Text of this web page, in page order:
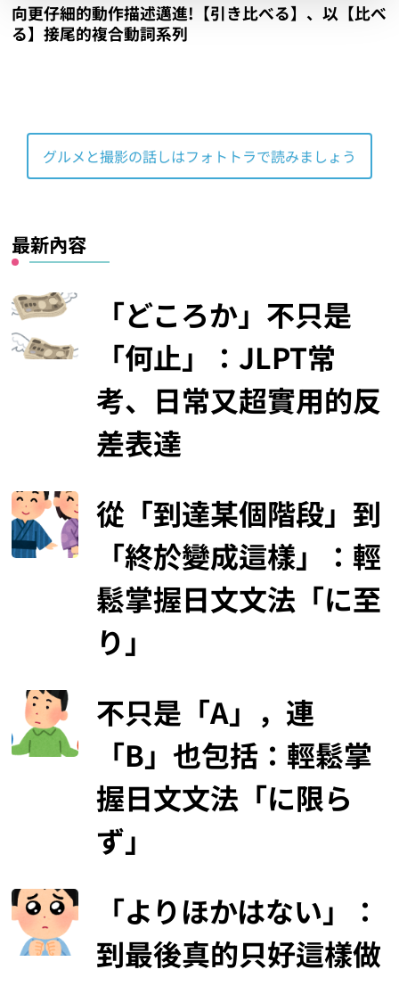
向更仔細的動作描述邁進!【引き比べる】、以【比べ
る】接尾的複合動詞系列
グルメと撮影の話しはフォトトラで読みましょう
最新內容
「どころか」不只是
「何止」：JLPT常
考、日常又超實用的反
差表達
從「到達某個階段」到
「終於變成這樣」：輕
鬆掌握日文文法「に至
り」
不只是「A」，連
「B」也包括：輕鬆掌
握日文文法「に限ら
ず」
「よりほかはない」：
到最後真的只好這樣做